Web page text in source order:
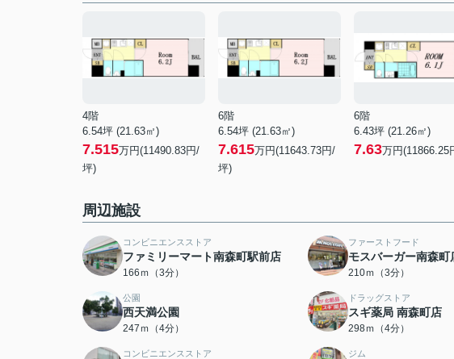
4階
6.54坪 (21.63㎡)
7.515万円(11490.83円/
坪)
6階
6.54坪 (21.63㎡)
7.615万円(11643.73円/
坪)
6階
6.43坪 (21.26㎡)
7.63万円(11866.25
周辺施設
コンビニエンスストア
ファミリーマート南森町駅前店
166ｍ（3分）
ファーストフード
モスバーガー南森町
210ｍ（3分）
公園
西天満公園
247ｍ（4分）
ドラッグストア
スギ薬局 南森町店
298ｍ（4分）
コンビニエンスストア ジム